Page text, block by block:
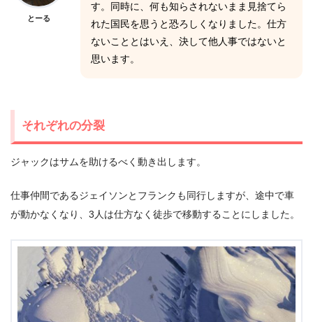
とーる
す。同時に、何も知らされないまま見捨てら
れた国民を思うと恐ろしくなりました。仕方
ないこととはいえ、決して他人事ではないと
思います。
それぞれの分裂
ジャックはサムを助けるべく動き出します。
仕事仲間であるジェイソンとフランクも同行しますが、途中で車
が動かなくなり、3人は仕方なく徒歩で移動することにしました。